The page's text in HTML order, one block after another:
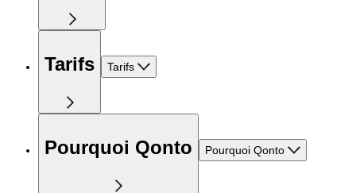
Tarifs Tarifs
Pourquoi Qonto Pourquoi Qonto